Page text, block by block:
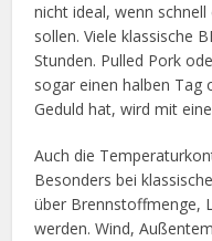
nicht ideal, wenn
sollen. Viele klassische
Stunden. Pulled Pork
sogar einen halben Tag
Geduld hat, wird mit
Auch die
Besonders bei
über Brennstoffmenge,
werden. Wind,